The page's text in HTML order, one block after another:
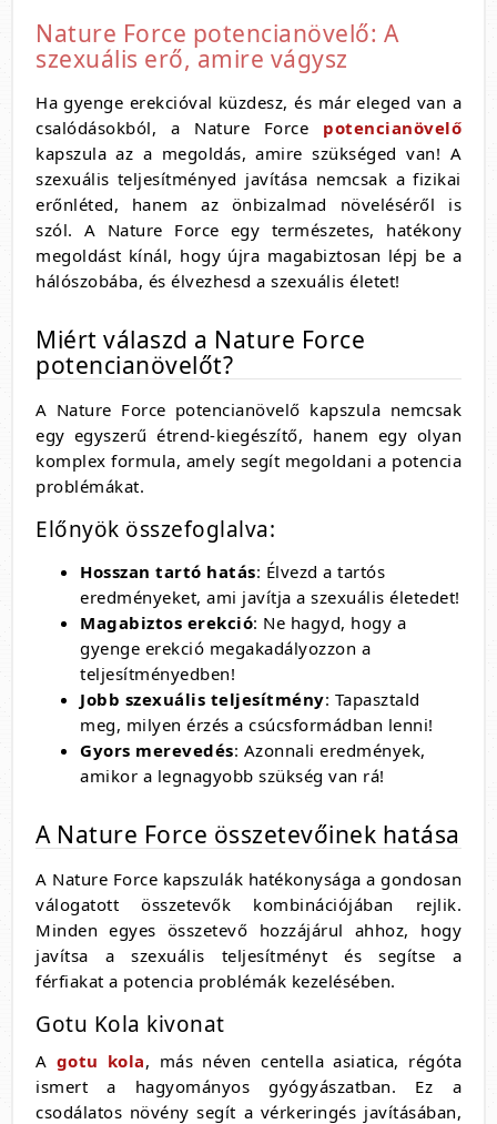
Nature Force potencianövelő: A
szexuális erő, amire vágysz
Ha gyenge erekcióval küzdesz, és már eleged van a
csalódásokból, a Nature Force potencianövelő
kapszula az a megoldás, amire szükséged van! A
szexuális teljesítményed javítása nemcsak a fizikai
erőnléted, hanem az önbizalmad növeléséről is
szól. A Nature Force egy természetes, hatékony
megoldást kínál, hogy újra magabiztosan lépj be a
hálószobába, és élvezhesd a szexuális életet!
Miért válaszd a Nature Force
potencianövelőt?
A Nature Force potencianövelő kapszula nemcsak
egy egyszerű étrend-kiegészítő, hanem egy olyan
komplex formula, amely segít megoldani a potencia
problémákat.
Előnyök összefoglalva:
Hosszan tartó hatás: Élvezd a tartós
eredményeket, ami javítja a szexuális életedet!
Magabiztos erekció: Ne hagyd, hogy a
gyenge erekció megakadályozzon a
teljesítményedben!
Jobb szexuális teljesítmény: Tapasztald
meg, milyen érzés a csúcsformádban lenni!
Gyors merevedés: Azonnali eredmények,
amikor a legnagyobb szükség van rá!
A Nature Force összetevőinek hatása
A Nature Force kapszulák hatékonysága a gondosan
válogatott összetevők kombinációjában rejlik.
Minden egyes összetevő hozzájárul ahhoz, hogy
javítsa a szexuális teljesítményt és segítse a
férfiakat a potencia problémák kezelésében.
Gotu Kola kivonat
A gotu kola, más néven centella asiatica, régóta
ismert a hagyományos gyógyászatban. Ez a
csodálatos növény segít a vérkeringés javításában,